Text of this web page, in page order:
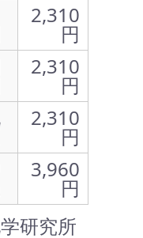
2,310
円
2,310
円
2,310
円
3,960
円
研究所